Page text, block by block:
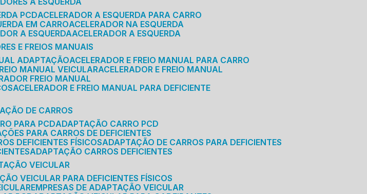
PCD ACELERADOR A ESQUERDA PARA CARRO
EM CARRO ACELERADOR NA ESQUERDA
A ESQUERDA ACELERADOR A ESQUERDA
E FREIOS MANUAIS
ADAPTAÇÃO ACELERADOR E FREIO MANUAL PARA CARRO
MANUAL VEICULAR ACELERADOR E FREIO MANUAL
FREIO MANUAL
ACELERADOR E FREIO MANUAL PARA DEFICIENTE
DE CARROS
PARA PCD
ADAPTAÇÃO CARRO PCD
PARA CARROS DE DEFICIENTES
DEFICIENTES FÍSICOS
ADAPTAÇÃO DE CARROS PARA DEFICIENTES
ADAPTAÇÃO CARROS DEFICIENTES
VEICULAR
VEICULAR PARA DEFICIENTES FÍSICOS
EMPRESAS DE ADAPTAÇÃO VEICULAR